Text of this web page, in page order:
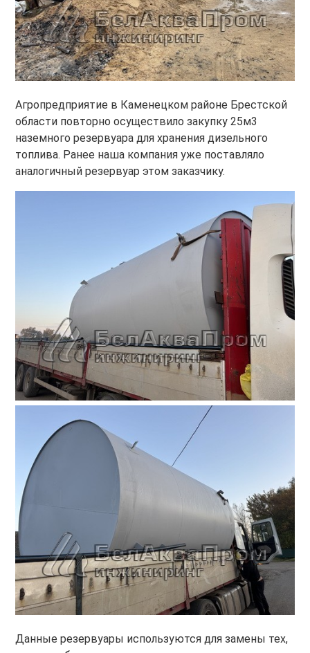
Агропредприятие в Каменецком районе Брестской
области повторно осуществило закупку 25м3
наземного резервуара для хранения дизельного
топлива. Ранее наша компания уже поставляло
аналогичный резервуар этом заказчику.
Данные резервуары используются для замены тех,